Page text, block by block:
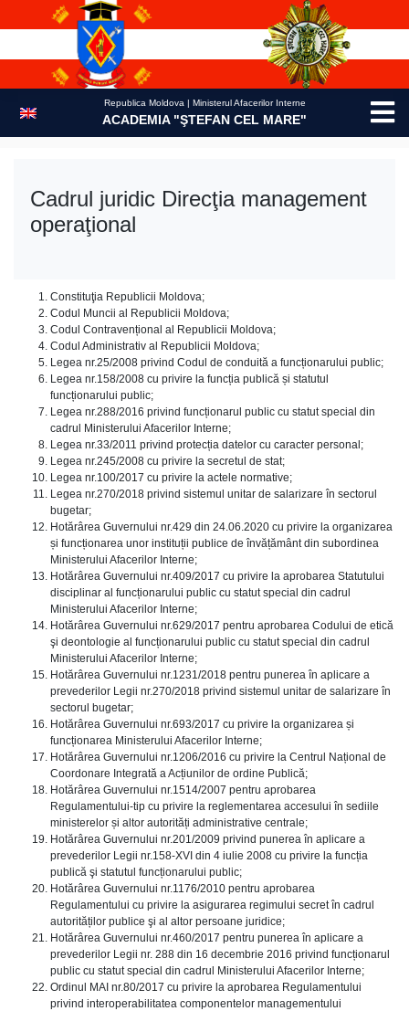
Republica Moldova | Ministerul Afacerilor Interne
ACADEMIA "ŞTEFAN CEL MARE"
Cadrul juridic Direcţia management
operaţional
Constituţia Republicii Moldova;
Codul Muncii al Republicii Moldova;
Codul Contravențional al Republicii Moldova;
Codul Administrativ al Republicii Moldova;
Legea nr.25/2008 privind Codul de conduită a funcționarului public;
Legea nr.158/2008 cu privire la funcția publică și statutul
funcționarului public;
Legea nr.288/2016 privind funcționarul public cu statut special din
cadrul Ministerului Afacerilor Interne;
Legea nr.33/2011 privind protecția datelor cu caracter personal;
Legea nr.245/2008 cu privire la secretul de stat;
Legea nr.100/2017 cu privire la actele normative;
Legea nr.270/2018 privind sistemul unitar de salarizare în sectorul
bugetar;
Hotărârea Guvernului nr.429 din 24.06.2020 cu privire la organizarea
și funcționarea unor instituții publice de învățământ din subordinea
Ministerului Afacerilor Interne;
Hotărârea Guvernului nr.409/2017 cu privire la aprobarea Statutului
disciplinar al funcționarului public cu statut special din cadrul
Ministerului Afacerilor Interne;
Hotărârea Guvernului nr.629/2017 pentru aprobarea Codului de etică
şi deontologie al funcționarului public cu statut special din cadrul
Ministerului Afacerilor Interne;
Hotărârea Guvernului nr.1231/2018 pentru punerea în aplicare a
prevederilor Legii nr.270/2018 privind sistemul unitar de salarizare în
sectorul bugetar;
Hotărârea Guvernului nr.693/2017 cu privire la organizarea și
funcționarea Ministerului Afacerilor Interne;
Hotărârea Guvernului nr.1206/2016 cu privire la Centrul Național de
Coordonare Integrată a Acțiunilor de ordine Publică;
Hotărârea Guvernului nr.1514/2007 pentru aprobarea
Regulamentului-tip cu privire la reglementarea accesului în sediile
ministerelor și altor autorități administrative centrale;
Hotărârea Guvernului nr.201/2009 privind punerea în aplicare a
prevederilor Legii nr.158-XVI din 4 iulie 2008 cu privire la funcția
publică şi statutul funcționarului public;
Hotărârea Guvernului nr.1176/2010 pentru aprobarea
Regulamentului cu privire la asigurarea regimului secret în cadrul
autorităților publice şi al altor persoane juridice;
Hotărârea Guvernului nr.460/2017 pentru punerea în aplicare a
prevederilor Legii nr. 288 din 16 decembrie 2016 privind funcționarul
public cu statut special din cadrul Ministerului Afacerilor Interne;
Ordinul MAI nr.80/2017 cu privire la aprobarea Regulamentului
privind interoperabilitatea componentelor managementului